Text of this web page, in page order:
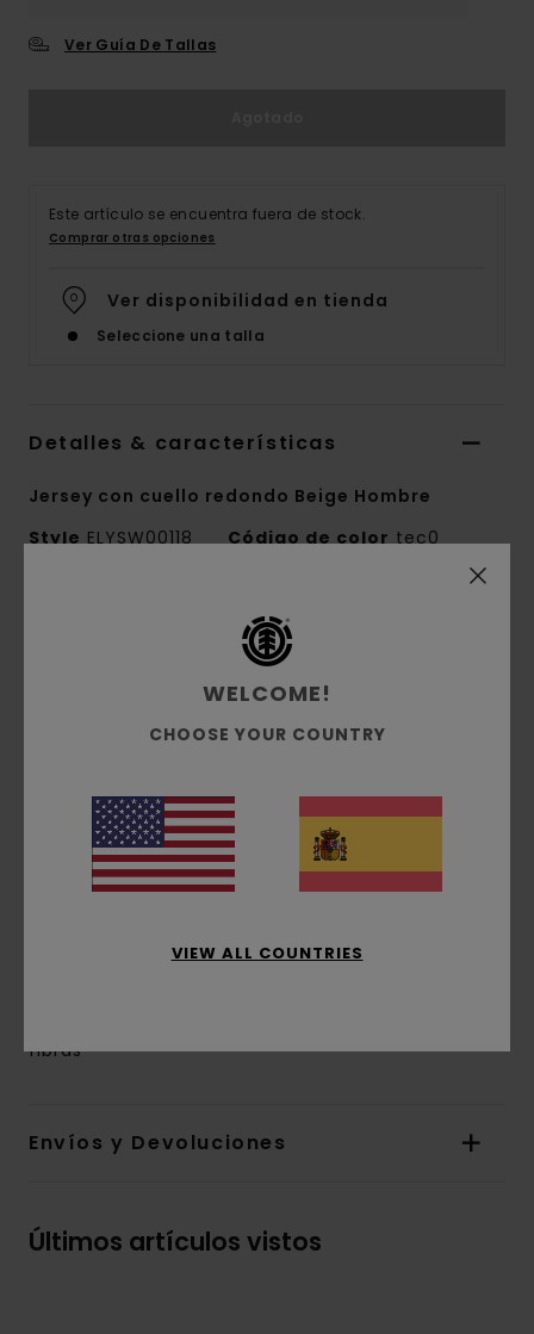
Ver Guía De Tallas
Este artículo se encuentra fuera de stock.
Comprar otras opciones
Ver disponibilidad en tienda
Seleccione una talla
Detalles & características
Jersey con cuello redondo Beige Hombre
StyleELYSW00118 Código de colortec0
colección Mainline
punto trenzado de lana, poliamida,
algodón, acrílico y otras fibras
Mangas:Mangas largas
Cierre:diseño cerrado
Marca:__ patchwork en el panel frontal
fibras
Envíos y Devoluciones
Últimos artículos vistos
WELCOME!
CHOOSE YOUR COUNTRY
VIEW ALL COUNTRIES